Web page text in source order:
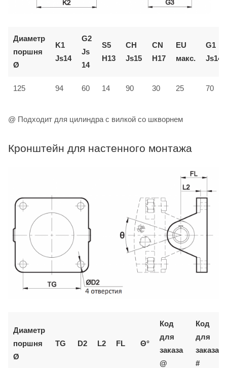
Диаметр
поршня
Ø
K1
Js14
G2
Js
14
S5
H13
CH
Js15
CN
H17
EU
макс.
G1
Js14
125 94 60 14 90 30 25 70
@ Подходит для цилиндра с вилкой со шкворнем
Кронштейн для настенного монтажа
Диаметр
поршня
Ø
TG D2 L2 FL Θ°
Код
для
заказа
@
Код
для
заказа
#